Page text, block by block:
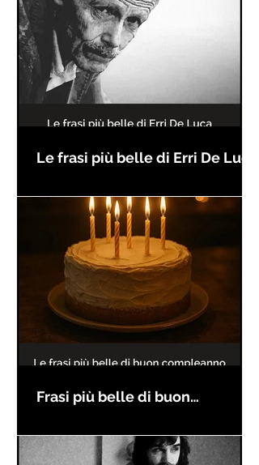
Le frasi più belle di Erri De Luca
Frasi più belle di buon